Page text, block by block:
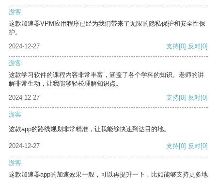
游客
这款加速器VPM应用程序已经为我们带来了无限的隐私保护和安全性保
护。
2024-12-27
支持[0] 反对[0]
游客
这款学习软件的课程内容非常丰富，涵盖了各个学科的知识。老师的讲
解非常生动，让我能够轻松理解知识点。
2024-12-27
支持[0] 反对[0]
游客
这款app的路线规划非常精准，让我能够快速到达目的地。
2024-12-27 支持[0] 反对[0]
游客
这款加速器app的加速效果一般，可以再提升一下，比如能够支持更多地